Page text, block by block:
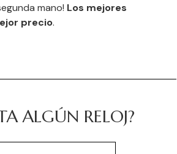
mano! Los mejores
precio.
ALGÚN RELOJ?